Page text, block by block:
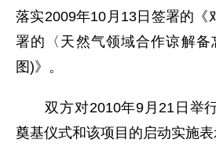
落实2009年10月13日签署的《
署的〈天然气领域合作谅解
图)》。
双方对2010年9月21日举行
奠基仪式和该项目的启动实施表